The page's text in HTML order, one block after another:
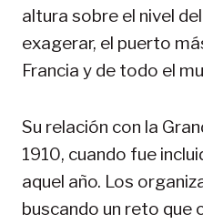
altura sobre el nivel
exagerar, el puerto
Francia y de todo el
Su relación con la
1910, cuando fue
aquel año. Los
buscando un reto que